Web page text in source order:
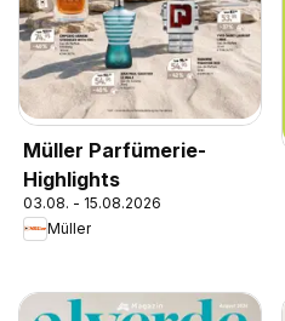
Müller Parfümerie-
Highlights
03.08. - 15.08.2026
Müller